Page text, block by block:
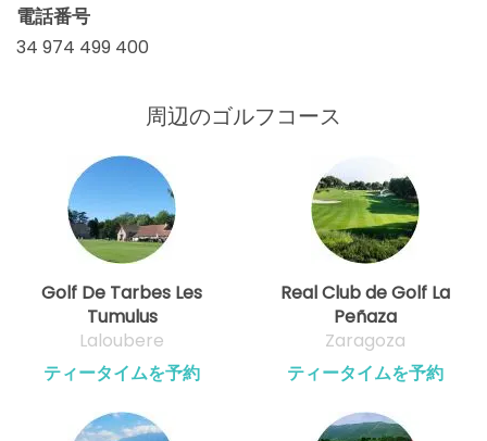
電話番号
34 974 499 400
周辺のゴルフコース
Golf De Tarbes Les
Tumulus
Laloubere
ティータイムを予約
Real Club de Golf La
Peñaza
Zaragoza
ティータイムを予約